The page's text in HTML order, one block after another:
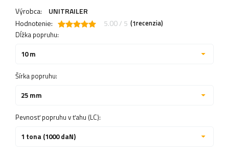
Výrobca:
UNITRAILER
Hodnotenie:
5.00 / 5 (1recenzia)
Dĺžka popruhu:
10 m
Šírka popruhu:
25 mm
Pevnosť popruhu v ťahu (LC):
1 tona (1000 daN)